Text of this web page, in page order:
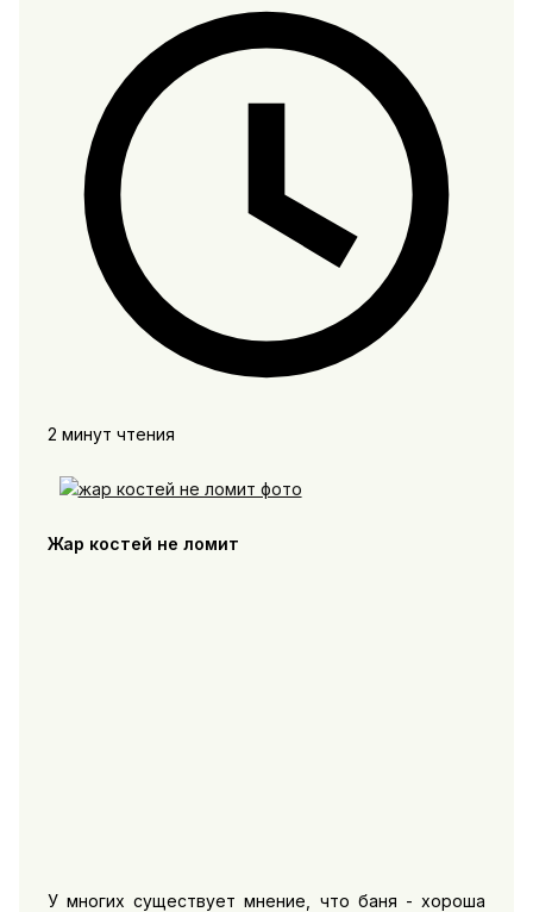
2 минут чтения
Жар костей не ломит
У многих существует мнение, что баня - хороша